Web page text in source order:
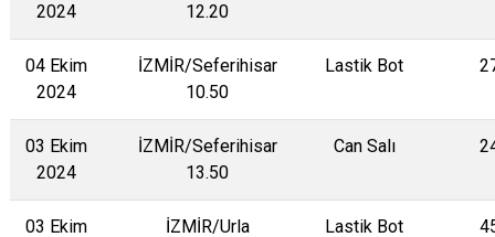
2024
12.20
04 Ekim
2024
İZMİR/Seferihisar
10.50
Lastik Bot
03 Ekim
2024
İZMİR/Seferihisar
13.50
Can Salı
03 Ekim
İZMİR/Urla
Lastik Bot